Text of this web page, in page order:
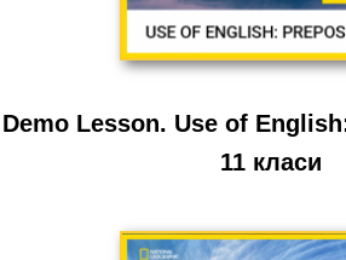
Demo Lesson. Use of
11 класи